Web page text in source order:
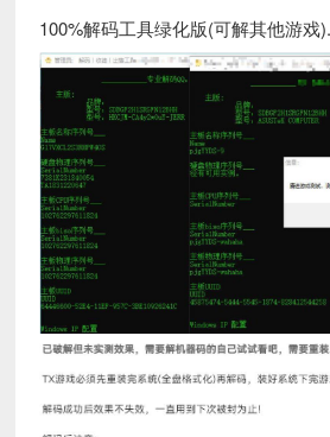
100%解码工具绿化版(可解其他游戏).